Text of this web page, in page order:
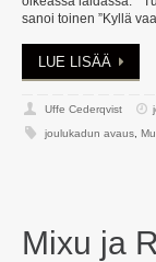
sanoi toinen ”Kyllä
LUE LISÄÄ
Uffe Cederqvist
joulukadun avaus ,
Mixu ja